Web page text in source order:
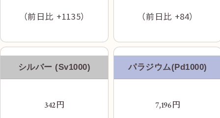
左手にアーケード、道路右向かいにトキハを
（前日比 +1135） （前日比 +84）
シルバー (Sv1000)
342円
パラジウム(Pd1000)
7,196円